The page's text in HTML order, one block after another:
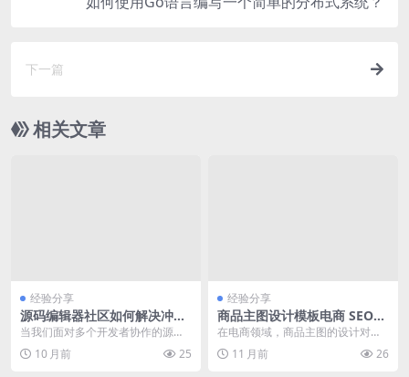
下一篇
相关文章
经验分享
源码编辑器社区如何解决冲突
报错与版本管理混乱问题
当我们面对多个开发者协作的源码
编辑器社区项目时，版本冲突和版
本管理混乱是常见的问...
10 月前 25
经验分享
商品主图设计模板电商 SEO优
化实践
在电商领域，商品主图的设计对于
提升点击率和转化率至关重要。一
个吸引人的主图能够有...
11 月前 26